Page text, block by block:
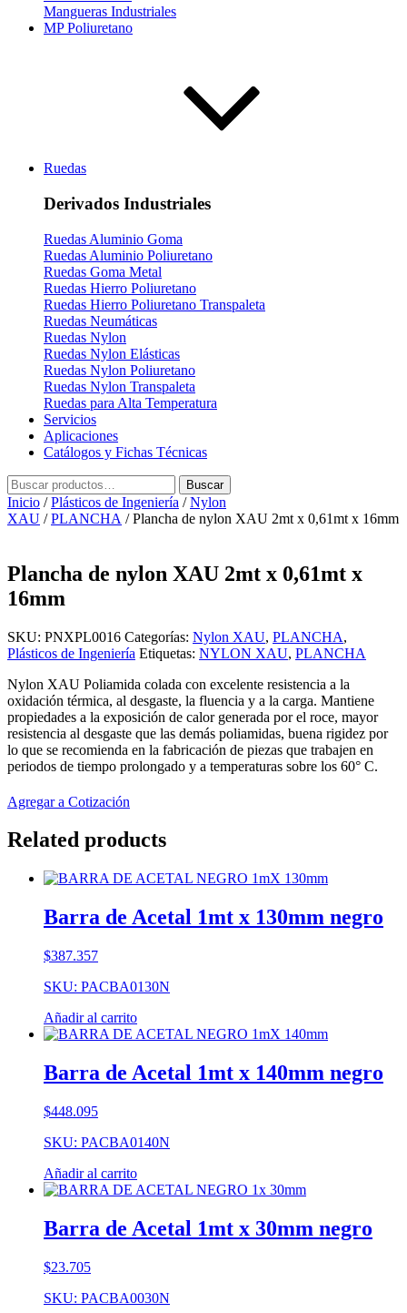
Mangueras Industriales
MP Poliuretano
Ruedas
Derivados Industriales
Ruedas Aluminio Goma
Ruedas Aluminio Poliuretano
Ruedas Goma Metal
Ruedas Hierro Poliuretano
Ruedas Hierro Poliuretano Transpaleta
Ruedas Neumáticas
Ruedas Nylon
Ruedas Nylon Elásticas
Ruedas Nylon Poliuretano
Ruedas Nylon Transpaleta
Ruedas para Alta Temperatura
Servicios
Aplicaciones
Catálogos y Fichas Técnicas
Buscar
por:
Buscar
Inicio /Plásticos de Ingeniería /Nylon
XAU /PLANCHA / Plancha de nylon XAU 2mt x 0,61mt x 16mm
Plancha de nylon XAU 2mt x 0,61mt x
16mm
SKU: PNXPL0016 Categorías: Nylon XAU, PLANCHA,
Plásticos de Ingeniería Etiquetas: NYLON XAU, PLANCHA
Nylon XAU Poliamida colada con excelente resistencia a la
oxidación térmica, al desgaste, la fluencia y a la carga. Mantiene
propiedades a la exposición de calor generada por el roce, mayor
resistencia al desgaste que las demás poliamidas, buena rigidez por
lo que se recomienda en la fabricación de piezas que trabajen en
periodos de tiempo prolongado y a temperaturas sobre los 60° C.
Agregar a Cotización
Related products
Barra de Acetal 1mt x 130mm negro
$387.357
SKU: PACBA0130N
Añadir al carrito
Barra de Acetal 1mt x 140mm negro
$448.095
SKU: PACBA0140N
Añadir al carrito
Barra de Acetal 1mt x 30mm negro
$23.705
SKU: PACBA0030N